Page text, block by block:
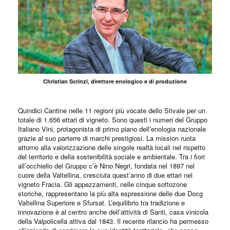
Christian Scrinzi, direttore enologico e di produzione
Quindici Cantine nelle 11 regioni più vocate dello Stivale per un
totale di 1.656 ettari di vigneto. Sono questi i numeri del Gruppo
Italiano Vini, protagonista di primo piano dell’enologia nazionale
grazie al suo parterre di marchi prestigiosi. La mission ruota
attorno alla valorizzazione delle singole realtà locali nel rispetto
del territorio e della sostenibilità sociale e ambientale. Tra i fiori
all’occhiello del Gruppo c’è Nino Negri, fondata nel 1897 nel
cuore della Valtellina, cresciuta quest’anno di due ettari nel
vigneto Fracia. Gli appezzamenti, nelle cinque sottozone
storiche, rappresentano la più alta espressione delle due Docg
Valtellina Superiore e Sfursat. L’equilibrio tra tradizione e
innovazione è al centro anche dell’attività di Santi, casa vinicola
della Valpolicella attiva dal 1843. Il recente rilancio ha permesso